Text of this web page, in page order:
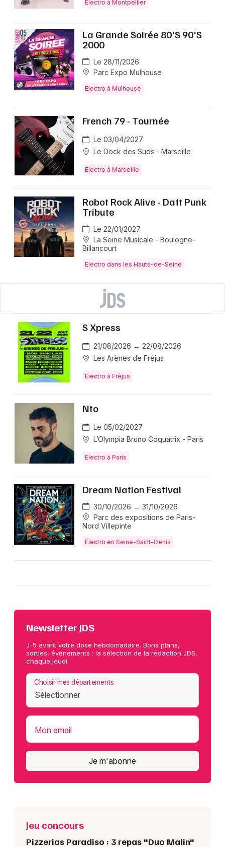
Electro à Montpellier
La Grande Soirée 80'S 90'S
2000
Le 28/11/2026
Parc Expo Mulhouse
Electro à Mulhouse
French 79 - Tournée
Le 03/04/2027
Le Dock des Suds - Marseille
Electro à Marseille
Robot Rock Alive - Daft Punk
Tribute
Le 22/01/2027
La Seine Musicale - Boulogne-
Billancourt
Electro dans les Hauts-de-Seine
S Xpress
21/08/2026 → 22/08/2026
Les Arènes de Fréjus
Electro à Fréjus
Nto
Le 05/02/2027
L’Olympia Bruno Coquatrix - Paris
Electro à Paris
Dream Nation Festival
30/10/2026 → 31/10/2026
Parc des expositions de Paris-
Nord Villepinte
Electro en Seine-Saint-Denis
Newsletter JDS
J-5 avant votre dose hebdomadaire. Bons plans,
sorties, événements : la sélection de la rédaction JDS,
chaque jeudi.
Choisir mes départements
Mon email
Je m'abonne
Jeu concours
Pizzerias Paradiso : 3 repas "Duo Malin"